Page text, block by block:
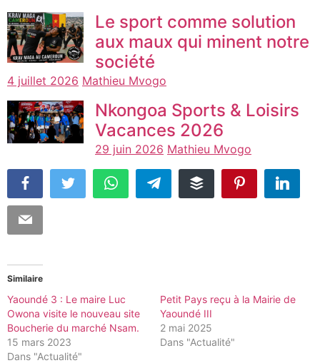
Le sport comme solution
aux maux qui minent notre
société
4 juillet 2026 Mathieu Mvogo
Nkongoa Sports & Loisirs
Vacances 2026
29 juin 2026 Mathieu Mvogo
Similaire
Yaoundé 3 : Le maire Luc
Owona visite le nouveau site
Boucherie du marché Nsam.
15 mars 2023
Dans "Actualité"
Petit Pays reçu à la Mairie de
Yaoundé III
2 mai 2025
Dans "Actualité"